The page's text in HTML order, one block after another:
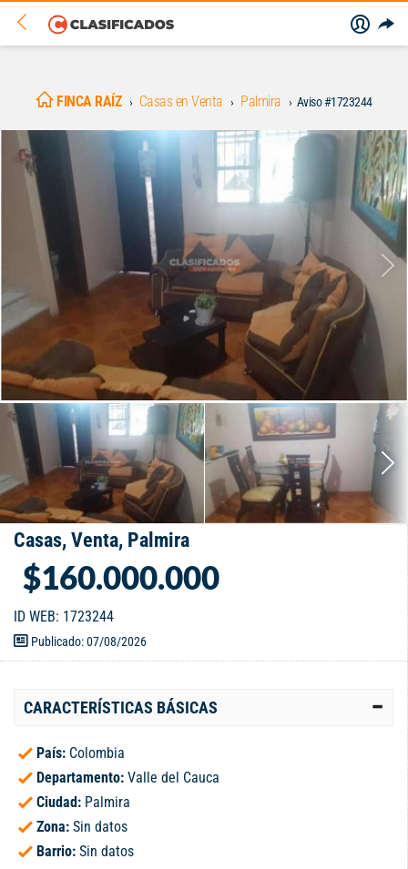
FINCA RAÍZ Casas en Venta Palmira Aviso #1723244
Casas, Venta, Palmira
$160.000.000
ID WEB: 1723244
Publicado: 07/08/2026
CARACTERÍSTICAS BÁSICAS
País: Colombia
Departamento: Valle del Cauca
Ciudad: Palmira
Zona: Sin datos
Barrio: Sin datos